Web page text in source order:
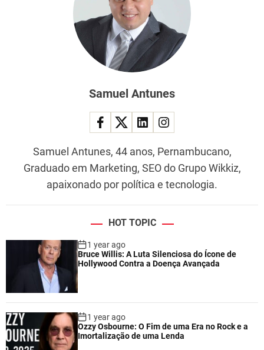
Samuel Antunes
Samuel Antunes, 44 anos, Pernambucano,
Graduado em Marketing, SEO do Grupo Wikkiz,
apaixonado por política e tecnologia.
HOT TOPIC
1 year ago
Bruce Willis: A Luta Silenciosa do Ícone de
Hollywood Contra a Doença Avançada
1 year ago
Ozzy Osbourne: O Fim de uma Era no Rock e a
Imortalização de uma Lenda